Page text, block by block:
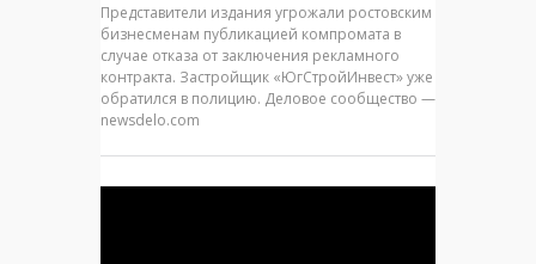
Представители издания угрожали ростовским
бизнесменам публикацией компромата в
случае отказа от заключения рекламного
контракта. Застройщик «ЮгСтройИнвест» уже
обратился в полицию. Деловое сообщество —
newsdelo.com